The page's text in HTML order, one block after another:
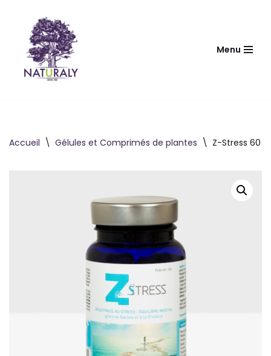
contenu
Menu
Accueil \ Gélules et Comprimés de plantes \ Z-Stress 60